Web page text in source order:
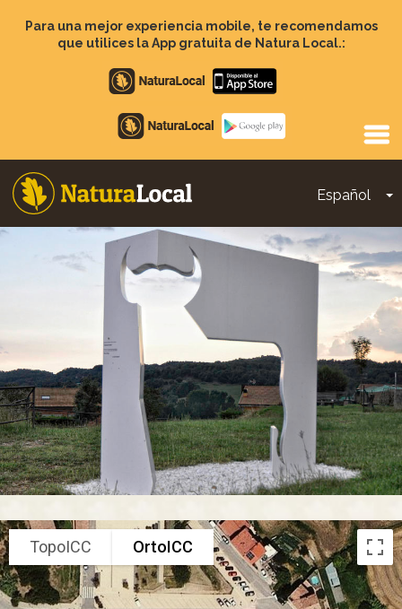
contenido
Para una mejor experiencia mobile, te recomendamos
que utilices la App gratuita de Natura Local.:
Apple
store
Google
Play
Español
Main
navigation
TopoICC OrtoICC